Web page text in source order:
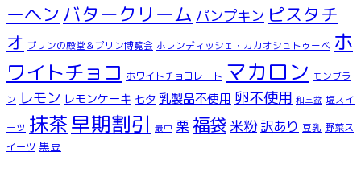
ーヘンバタークリーム パンプキン ピスタチ
オ プリンの殿堂＆プリン博覧会 ホレンディッシェ・カカオシュトゥーベ ホ
ワイトチョコ ホワイトチョコレート マカロン モンブラ
ン レモン レモンケーキ 七夕 乳製品不使用 卵不使用 和三盆 塩スイ
ーツ 抹茶早期割引 最中 栗 福袋 米粉 訳あり 豆乳 野菜ス
イーツ 黒豆